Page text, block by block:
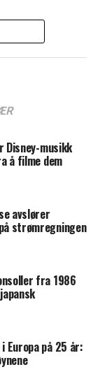
Disney-musikk
å filme dem
avslører
strømregningen
fra 1986
på 25 år: